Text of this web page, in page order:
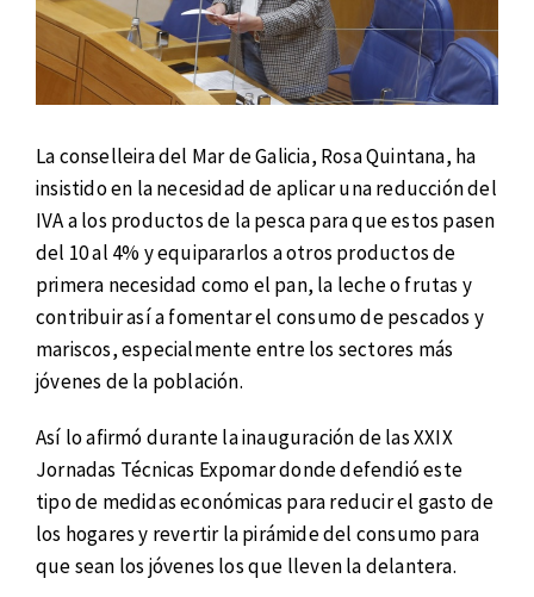
La conselleira del Mar de Galicia, Rosa Quintana, ha
insistido en la necesidad de aplicar una reducción del
IVA a los productos de la pesca para que estos pasen
del 10 al 4% y equipararlos a otros productos de
primera necesidad como el pan, la leche o frutas y
contribuir así a fomentar el consumo de pescados y
mariscos, especialmente entre los sectores más
jóvenes de la población.
Así lo afirmó durante la inauguración de las XXIX
Jornadas Técnicas Expomar donde defendió este
tipo de medidas económicas para reducir el gasto de
los hogares y revertir la pirámide del consumo para
que sean los jóvenes los que lleven la delantera.